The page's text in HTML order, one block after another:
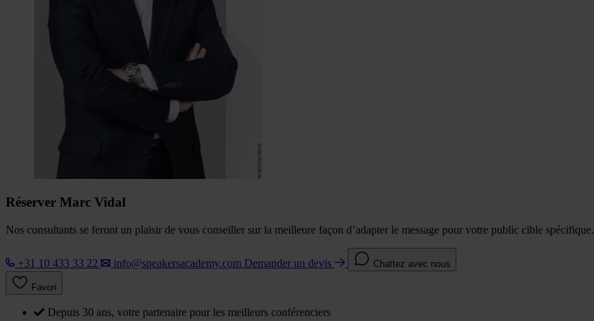
Réserver Marc Vidal
Nos consultants se feront un plaisir de vous conseiller sur la meilleure façon d’adapter le message pour votre public cible spécifique.
+31 10 433 33 22 info@speakersacademy.com Demander un devis Chattez avec nous
Favori
Depuis 30 ans, votre partenaire pour les meilleurs conférenciers